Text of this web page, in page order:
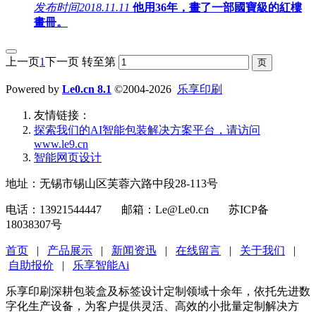
发布时间2018.11.11 他用36年，畫了一部國寶級的紅樓
畫冊。
上一页1下一页 转至第
Powered by Le0.cn 8.1 ©2004-2026 乐享印刷
友情链接：
探索我们的‌AI智能包装解决方案平台‌，请访问
www.le9.cn
智能网页设计
地址：无锡市锡山区芙蓉六路中段28-113号
电话：13921544447 邮箱：Le@Le0.cn 苏ICP备
18038307号
首页 | 产品展示 | 新闻资迅 | 在线留言 | 关于我们 |
自助报价 | 乐享智能Ai
乐享印刷深耕包装盒及标签设计定制领域十余年，依托先进数
字化生产设备，为客户提供灵活、高效的小批量定制解决方